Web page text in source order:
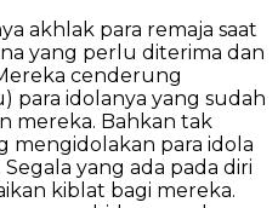
akhlak para remaja saat
yang perlu diterima dan
cenderung
para idolanya yang sudah
mereka. Bahkan tak
mengidolakan para idola
yang ada pada diri
kiblat bagi mereka.